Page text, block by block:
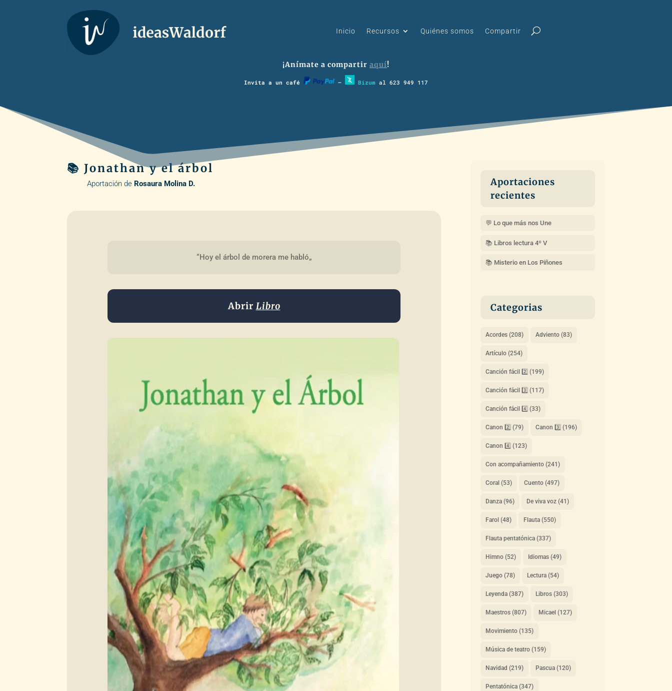
Inicio Recursos Quiénes somos Compartir
¡Anímate a compartir aquí!
Invita a un café – Bizum al 623 949 117
📚 Jonathan y el árbol
Aportación de Rosaura Molina D.
“Hoy el árbol de morera me habló„
Abrir Libro
Aportaciones
recientes
💬 Lo que más nos Une
📚 Libros lectura 4º V
📚 Misterio en Los Piñones
Categorias
Acordes(208) Adviento(83)
Artículo(254)
Canción fácil 2️⃣ (199)
Canción fácil 3️⃣ (117)
Canción fácil 4️⃣ (33)
Canon 2️⃣ (79) Canon 3️⃣ (196)
Canon 4️⃣ (123)
Con acompañamiento(241)
Coral (53) Cuento(497)
Danza(96) De viva voz(41)
Farol (48) Flauta(550)
Flauta pentatónica(337)
Himno(52) Idiomas(49)
Juego(78) Lectura(54)
Leyenda(387) Libros(303)
Maestros(807) Micael (127)
Movimiento(135)
Música de teatro(159)
Navidad (219) Pascua(120)
Pentatónica(347)